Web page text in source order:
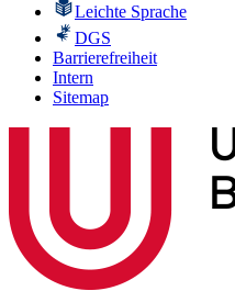
Leichte Sprache
DGS
Barrierefreiheit
Intern
Sitemap